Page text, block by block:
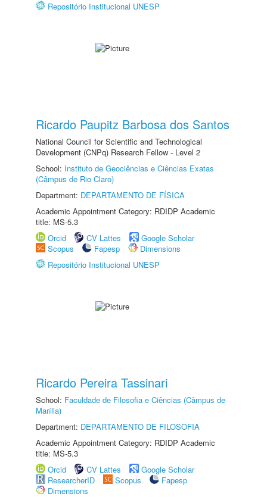
Repositório Institucional UNESP
Ricardo Paupitz Barbosa dos Santos
National Council for Scientific and Technological
Development (CNPq) Research Fellow - Level 2
School: Instituto de Geociências e Ciências Exatas
(Câmpus de Rio Claro)
Department: DEPARTAMENTO DE FÍSICA
Academic Appointment Category: RDIDP Academic
title: MS-5.3
Orcid
CV Lattes
Google Scholar
Scopus
Fapesp
Dimensions
Repositório Institucional UNESP
Ricardo Pereira Tassinari
School: Faculdade de Filosofia e Ciências (Câmpus de
Marília)
Department: DEPARTAMENTO DE FILOSOFIA
Academic Appointment Category: RDIDP Academic
title: MS-5.3
Orcid
CV Lattes
Google Scholar
ResearcherID
Scopus
Fapesp
Dimensions